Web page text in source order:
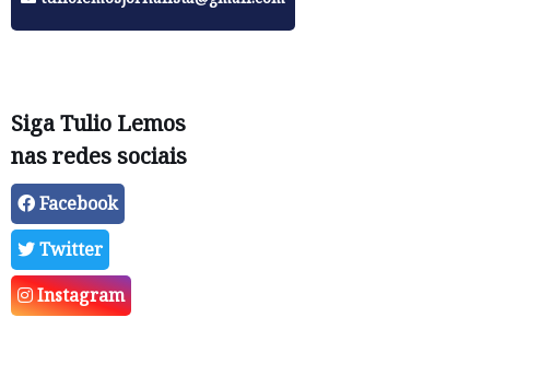
Siga Tulio Lemos
nas redes sociais
Facebook
Twitter
Instagram